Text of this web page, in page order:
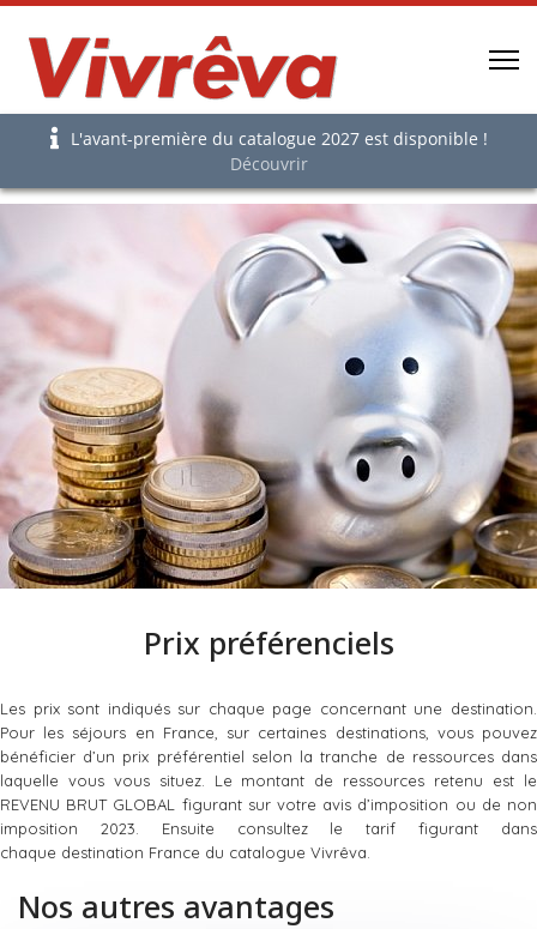
L'avant-première du catalogue 2027 est disponible !
Découvrir
Prix préférenciels
Les prix sont indiqués sur chaque page concernant une destination.
Pour les séjours en France, sur certaines destinations, vous pouvez
bénéficier d’un prix préférentiel selon la tranche de ressources dans
laquelle vous vous situez. Le montant de ressources retenu est le
REVENU BRUT GLOBAL figurant sur votre avis d’imposition ou de non
imposition 2023. Ensuite consultez le tarif figurant dans
chaque destination France du catalogue Vivrêva.
Nos autres avantages